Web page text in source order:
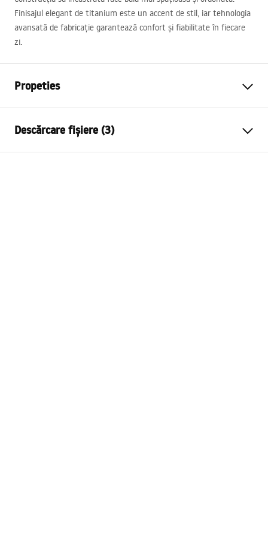
Finisajul elegant de titanium este un accent de stil, iar tehnologia
avansată de fabricație garantează confort și fiabilitate în fiecare
zi.
Propeties
Metodă de montaj
Culoare
Titan
Descărcare fișiere (3)